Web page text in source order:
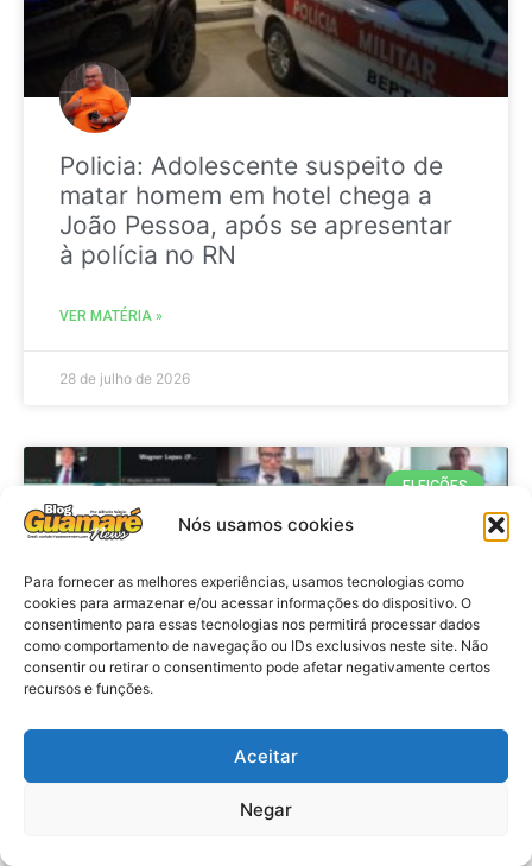
Nós usamos cookies
Para fornecer as melhores experiências, usamos tecnologias como
cookies para armazenar e/ou acessar informações do dispositivo. O
consentimento para essas tecnologias nos permitirá processar dados
como comportamento de navegação ou IDs exclusivos neste site. Não
consentir ou retirar o consentimento pode afetar negativamente certos
recursos e funções.
Aceitar
Negar
Policia: Adolescente suspeito de
matar homem em hotel chega a
João Pessoa, após se apresentar
à polícia no RN
VER MATÉRIA »
28 de julho de 2026
ELEIÇÕES
Eleições 2026: procuradores e
promotores eleitorais realizam
reunião de alinhamento no RN